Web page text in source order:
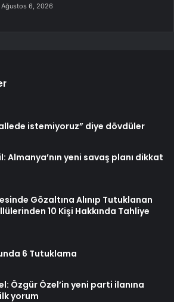
Ağustos 6, 2026
istemiyoruz” diye dövdüler
Almanya’nın yeni savaş planı dikkat
Gözaltına Alınıp Tutuklanan
10 Kişi Hakkında Tahliye
6 Tutuklama
Özgür Özel’in yeni parti ilanına
yorum